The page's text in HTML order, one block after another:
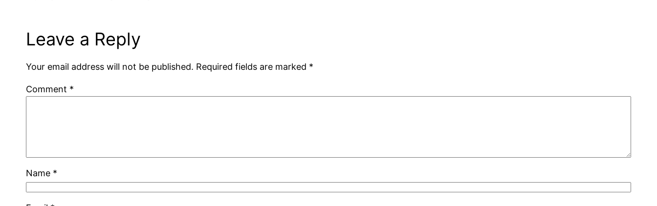
Leave a Reply
Your email address will not be published. Required fields are marked *
Comment *
Name *